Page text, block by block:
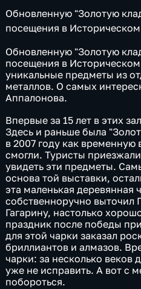
Обновленную "Золотую
посещения в
Обновленную "Золотую
посещения в
уникальные предметы из
металлов. О самых
Аппалонова.
Впервые за 15 лет в этих
Здесь и раньше была
в 2007 году как временную
смогли. Туристы
увидеть эти предметы.
основа той выставки,
эта маленькая деревянная
собственноручно выточил
Гагарину, настолько
праздник после победы
для этой чарки заказал
бриллиантов и алмазов.
чарки: за несколько веков
уже не исправить. А вот с
побороться.